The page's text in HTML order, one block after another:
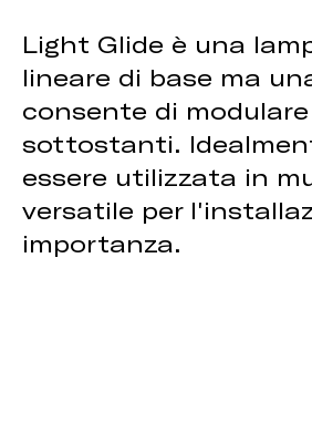
Light Glide è una
lineare di base ma
consente di
sottostanti.
essere utilizzata in
versatile per
importanza.